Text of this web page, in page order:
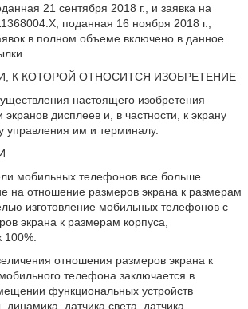
21 сентября 2018 г., и заявка на
поданная 16 ноября 2018 г.;
в полном объеме включено в данное
К КОТОРОЙ ОТНОСИТСЯ ИЗОБРЕТЕНИЕ
настоящего изобретения
экранов дисплеев и, в частности, к экрану
управления им и терминалу.
мобильных телефонов все больше
на отношение размеров экрана к размерам
изготовление мобильных телефонов с
экрана к размерам корпуса,
отношения размеров экрана к
телефона заключается в
функциональных устройств
датчика света, датчика